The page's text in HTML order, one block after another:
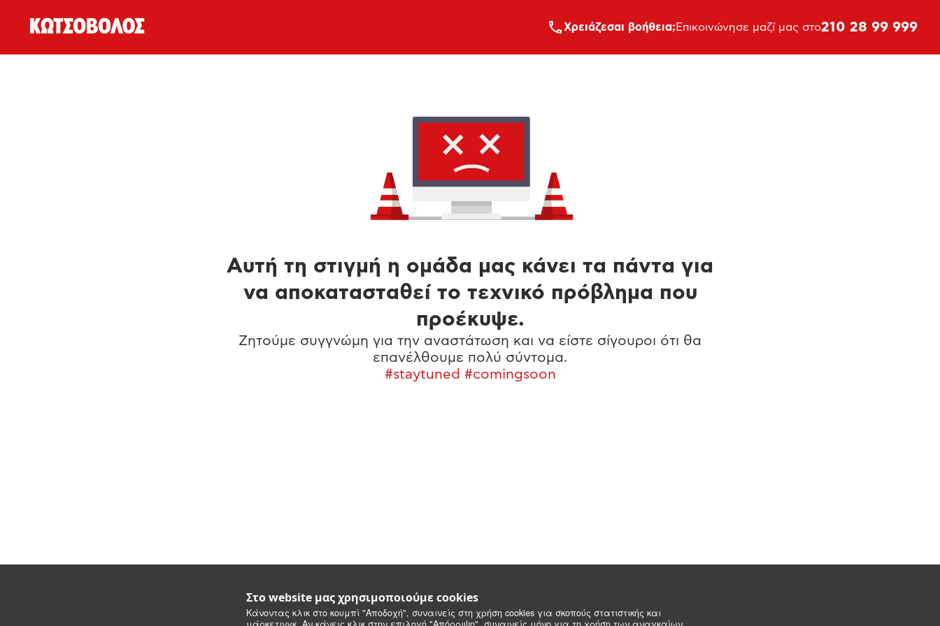
Στο website μας χρησιμοποιούμε cookies
Κάνοντας κλικ στο κουμπί "Αποδοχή", συναινείς στη χρήση cookies για σκοπούς στατιστικής και
Xρειάζεσαι βοήθεια; Επικοινώνησε μαζί μας στο210 28 99 999
Αυτή τη στιγμή η ομάδα μας κάνει τα πάντα για
να αποκατασταθεί το τεχνικό πρόβλημα που
προέκυψε.
Ζητούμε συγγνώμη για την αναστάτωση και να είστε σίγουροι ότι θα
επανέλθουμε πολύ σύντομα.
#staytuned #comingsoon